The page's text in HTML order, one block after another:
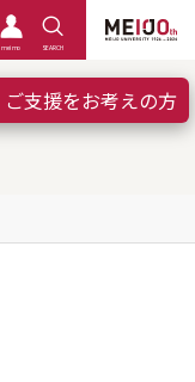
meimo SEARCH
ご支援をお考えの方